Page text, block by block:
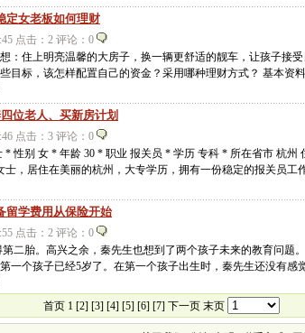
定女老板如何理财
点击：2 评论：0
：住上明亮温馨的大房子，换一辆更舒适的靓车，让孩子接
目标，该怎样配置自己的资金？采用哪种理财方式？ 基本资
位老人、买新房计划
点击：3 评论：0
* 性别 女 * 年龄 30 * 职业 报关员 * 学历 专科 * 所在省市 杭州
士，居住在美丽的杭州，大专学历，拥有一份稳定的报关员工
留学费用从保险开始
点击：2 评论：0
二胎。高兴之余，秦先生也想到了两个孩子未来的教育问题
一个孩子已经5岁了。在第一个孩子出生时，秦先生还没有感
首页 1 [2] [3] [4] [5] [6] [7] 下一页 末页